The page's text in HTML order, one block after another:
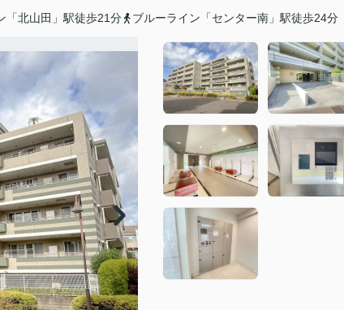
「北山田」駅徒歩21分 ブルーライン「センター南」駅徒歩24分